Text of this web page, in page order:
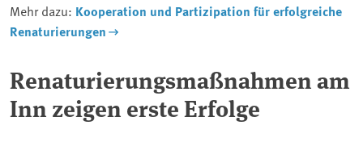
Mehr dazu: Kooperation und Partizipation für erfolgreiche
Renaturierungen
Renaturierungsmaßnahmen am
Inn zeigen erste Erfolge